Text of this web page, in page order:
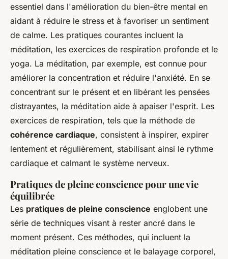
essentiel dans l'amélioration du bien-être mental en
aidant à réduire le stress et à favoriser un sentiment
de calme. Les pratiques courantes incluent la
méditation, les exercices de respiration profonde et le
yoga. La méditation, par exemple, est connue pour
améliorer la concentration et réduire l'anxiété. En se
concentrant sur le présent et en libérant les pensées
distrayantes, la méditation aide à apaiser l'esprit. Les
exercices de respiration, tels que la méthode de
cohérence cardiaque, consistent à inspirer, expirer
lentement et régulièrement, stabilisant ainsi le rythme
cardiaque et calmant le système nerveux.
Pratiques de pleine conscience pour une vie
équilibrée
Les pratiques de pleine conscience englobent une
série de techniques visant à rester ancré dans le
moment présent. Ces méthodes, qui incluent la
méditation pleine conscience et le balayage corporel,